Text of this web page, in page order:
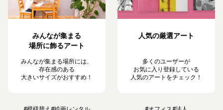
みんなが集まる
場所に飾るアート
みんなが集まる場所には、
存在感のある
大きいサイズがおすすめ！
人気の厳選アート
多くのユーザーが
お気に入り登録している
人気のアートをチェック！